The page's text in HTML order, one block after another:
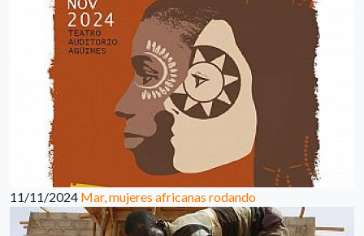
11/11/2024 Mar, mujeres africanas rodando